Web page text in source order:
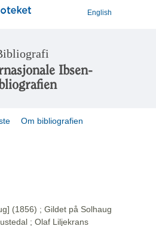
English
Ibsen-
Om bibliografien
(1856) ; Gildet på Solhaug
; Olaf Liljekrans